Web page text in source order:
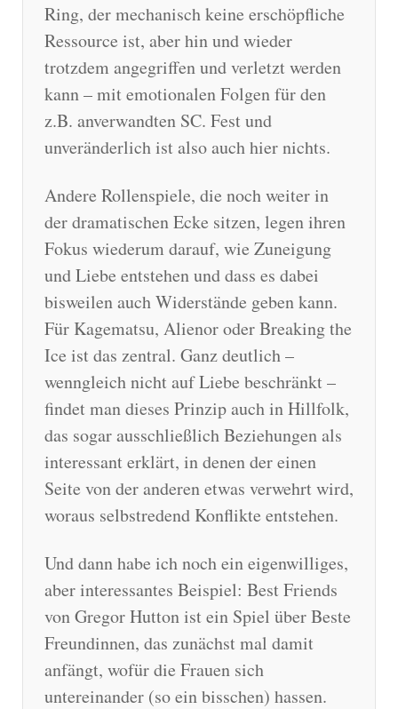
Ring, der mechanisch keine erschöpfliche
Ressource ist, aber hin und wieder
trotzdem angegriffen und verletzt werden
kann – mit emotionalen Folgen für den
z.B. anverwandten SC. Fest und
unveränderlich ist also auch hier nichts.
Andere Rollenspiele, die noch weiter in
der dramatischen Ecke sitzen, legen ihren
Fokus wiederum darauf, wie Zuneigung
und Liebe entstehen und dass es dabei
bisweilen auch Widerstände geben kann.
Für Kagematsu, Alienor oder Breaking the
Ice ist das zentral. Ganz deutlich –
wenngleich nicht auf Liebe beschränkt –
findet man dieses Prinzip auch in Hillfolk,
das sogar ausschließlich Beziehungen als
interessant erklärt, in denen der einen
Seite von der anderen etwas verwehrt wird,
woraus selbstredend Konflikte entstehen.
Und dann habe ich noch ein eigenwilliges,
aber interessantes Beispiel: Best Friends
von Gregor Hutton ist ein Spiel über Beste
Freundinnen, das zunächst mal damit
anfängt, wofür die Frauen sich
untereinander (so ein bisschen) hassen.